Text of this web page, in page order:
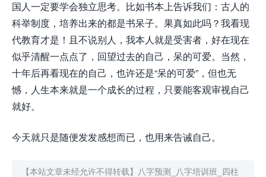
国人一定要学会独立思考。比如书本上告诉我们：古人的
科举制度，培养出来的都是书呆子。果真如此吗？我看现
代教育才是！且不说别人，我本人就是受害者，好在现在
似乎清醒一点点了，回望过去的自己，呆的可爱。当然，
十年后再看现在的自己，也许还是“呆的可爱”，但也无
憾，人生本来就是一个成长的过程，只要能客观审视自己
就好。
今天就只是随便发发感想而已，也用来告诫自己。
【本站文章未经允许不得转载】
八字预测_八字培训班_四柱